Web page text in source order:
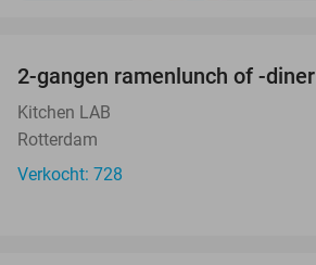
2-gangen ramenlunch of -diner
Kitchen LAB
Rotterdam
Verkocht: 728